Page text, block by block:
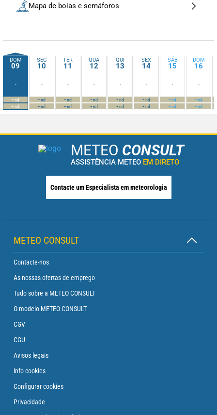
Mapa de boias e semáforos
DOM
09
-
-nd
-nd
SEG
10
-
-nd
-nd
TER
11
-
-nd
-nd
QUA
12
-
-nd
-nd
QUI
13
-
-nd
-nd
SEX
14
-
-nd
-nd
SÁB
15
-
-nd
-nd
DOM
16
-
-nd
-nd
METEO CONSULT
ASSISTÊNCIA METEO EM DIRETO
Contacte um Especialista em meteorologia
METEO CONSULT
Contacte-nos
As nossas ofertas de emprego
Tudo sobre a METEO CONSULT
O modelo METEO CONSULT
CGV
CGU
Avisos legais
info cookies
Configurar cookies
Privacidade